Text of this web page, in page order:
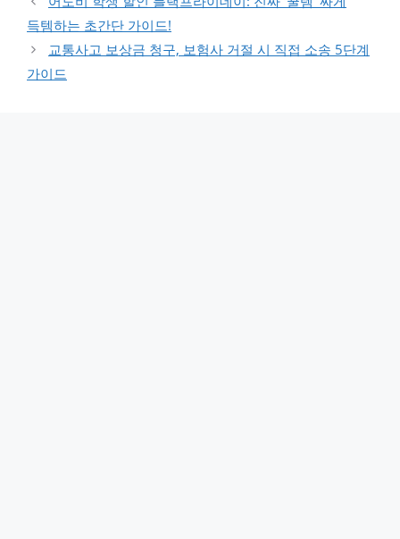
득템하는 초간단 가이드!
교통사고 보상금 청구, 보험사 거절 시 직접 소송 5단계
가이드